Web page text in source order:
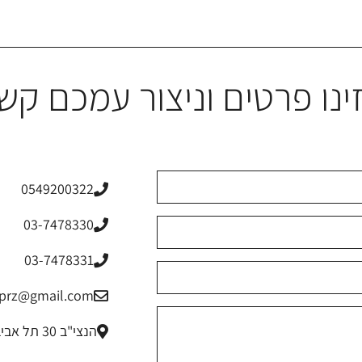
פרטים וניצור עמכם
0549200322
03-7478330
03-7478331
הנצי"ב 30 תל אביב